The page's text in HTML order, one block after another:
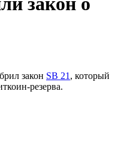
закон SB 21 , который
резерва.